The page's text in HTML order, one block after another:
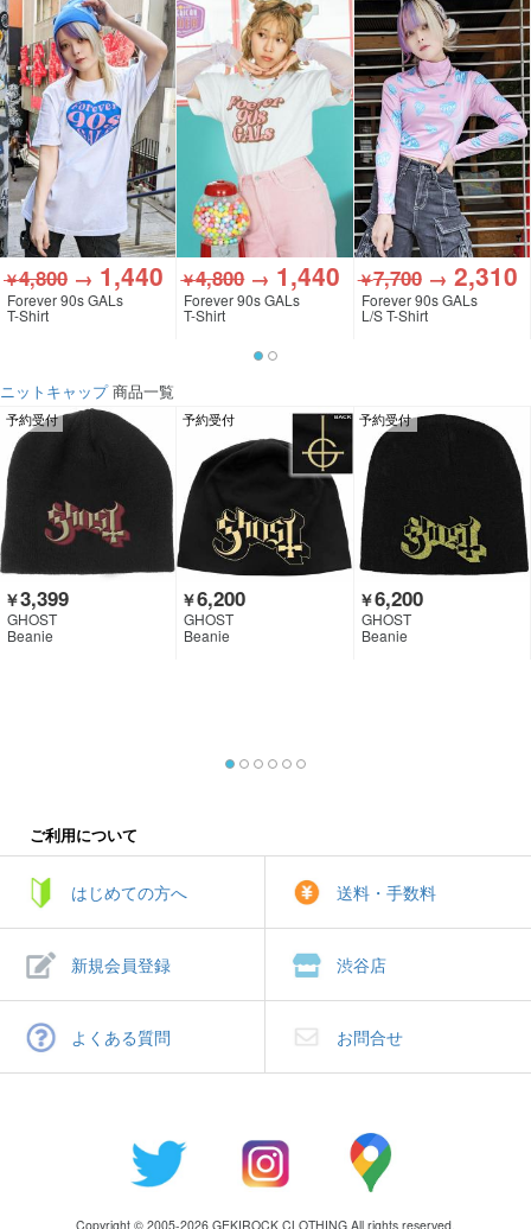
￥4,800 → 1,440
Forever 90s GALs
T-Shirt
￥4,800→ 1,440
Forever 90s GALs
T-Shirt
￥7,700→ 2,310
Forever 90s GALs
L/S T-Shirt
ニットキャップ商品一覧
予約受付
￥3,399
GHOST
Beanie
予約受付
￥6,200
GHOST
Beanie
予約受付
￥6,200
GHOST
Beanie
ご利用について
はじめての方へ 送料・手数料
新規会員登録 渋谷店
よくある質問 お問合せ
Copyright © 2005-2026 GEKIROCK CLOTHING All rights reserved.